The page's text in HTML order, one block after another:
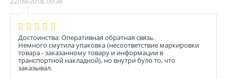
Достоинства: Оперативная обратная связь.
Немного смутила упаковка (несоответствие маркировки
товара - заказанному товару и информации в
транспортной накладной), но внутри було то, что
заказывал.